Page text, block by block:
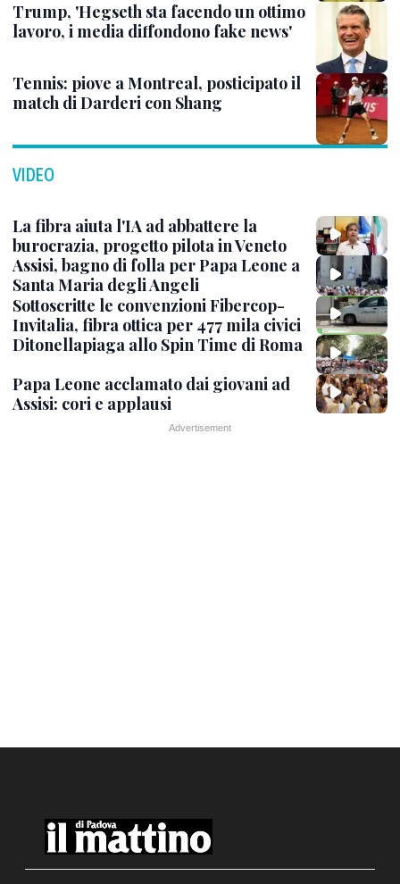
Trump, 'Hegseth sta facendo un ottimo
lavoro, i media diffondono fake news'
Tennis: piove a Montreal, posticipato il
match di Darderi con Shang
VIDEO
La fibra aiuta l'IA ad abbattere la
burocrazia, progetto pilota in Veneto
Assisi, bagno di folla per Papa Leone a
Santa Maria degli Angeli
Sottoscritte le convenzioni Fibercop-
Invitalia, fibra ottica per 477 mila civici
Ditonellapiaga allo Spin Time di Roma
Papa Leone acclamato dai giovani ad
Assisi: cori e applausi